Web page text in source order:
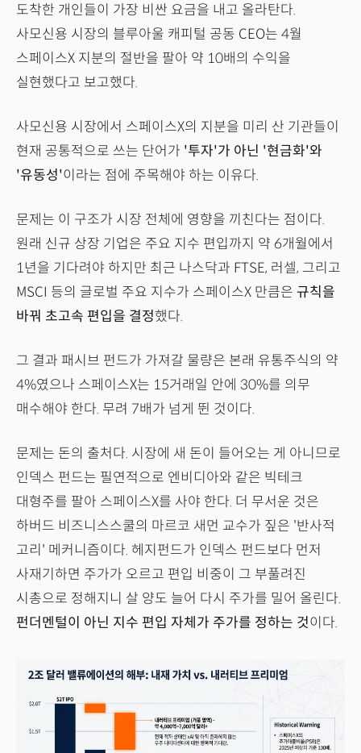
도착한 개인들이 가장 비싼 요금을 내고 올라탄다.
사모신용 시장의 블루아울 캐피털 공동 CEO는 4월
스페이스X 지분의 절반을 팔아 약 10배의 수익을
실현했다고 보고했다.
사모신용 시장에서 스페이스X의 지분을 미리 산 기관들이
현재 공통적으로 쓰는 단어가 '투자'가 아닌 '현금화'와
'유동성'이라는 점에 주목해야 하는 이유다.
문제는 이 구조가 시장 전체에 영향을 끼친다는 점이다.
원래 신규 상장 기업은 주요 지수 편입까지 약 6개월에서
1년을 기다려야 하지만 최근 나스닥과 FTSE, 러셀, 그리고
MSCI 등의 글로벌 주요 지수가 스페이스X 만큼은 규칙을
바꿔 초고속 편입을 결정했다.
그 결과 패시브 펀드가 가져갈 물량은 본래 유통주식의 약
4%였으나 스페이스X는 15거래일 안에 30%를 의무
매수해야 한다. 무려 7배가 넘게 뛴 것이다.
문제는 돈의 출처다. 시장에 새 돈이 들어오는 게 아니므로
인덱스 펀드는 필연적으로 엔비디아와 같은 빅테크
대형주를 팔아 스페이스X를 사야 한다. 더 무서운 것은
하버드 비즈니스스쿨의 마르코 새먼 교수가 짚은 '반사적
고리' 메커니즘이다. 헤지펀드가 인덱스 펀드보다 먼저
사재기하면 주가가 오르고 편입 비중이 그 부풀려진
시총으로 정해지니 살 양도 늘어 다시 주가를 밀어 올린다.
펀더멘털이 아닌 지수 편입 자체가 주가를 정하는 것이다.